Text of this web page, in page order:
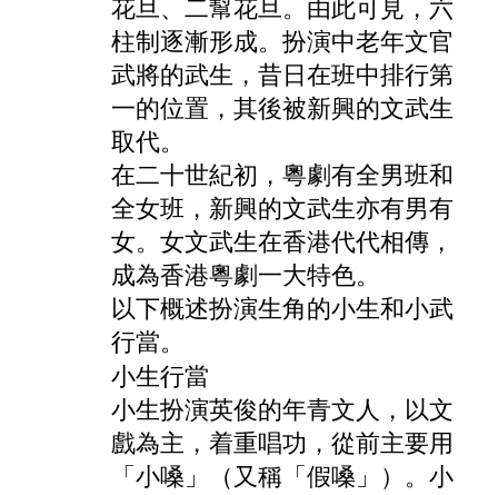
花旦、二幫花旦。由此可見，六
柱制逐漸形成。扮演中老年文官
武將的武生，昔日在班中排行第
一的位置，其後被新興的文武生
取代。
在二十世紀初，粵劇有全男班和
全女班，新興的文武生亦有男有
女。女文武生在香港代代相傳，
成為香港粵劇一大特色。
以下概述扮演生角的小生和小武
行當。
小生行當
小生扮演英俊的年青文人，以文
戲為主，着重唱功，從前主要用
「小嗓」（又稱「假嗓」）。小